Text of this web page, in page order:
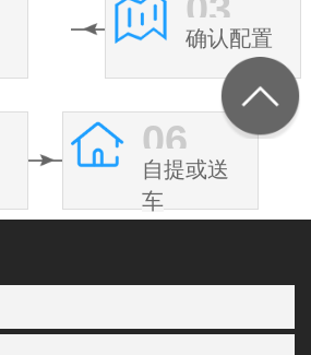
03
确认配置
06
自提或送
车